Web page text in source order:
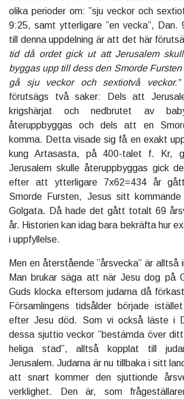
olika perioder om: ”sju veckor och
9:25, samt ytterligare ”en vecka”, Dan.
till denna uppdelning är att det här
tid då ordet gick ut att Jerusalem
byggas upp till dess den Smorde Fursten
gå sju veckor och sextiotvå veckor.”
förutsägs två saker: Dels att
krigshärjat och nedbrutet av
återuppbyggas och dels att en
komma. Detta visade sig få en exakt
kung Artasasta, på 400-talet f. Kr,
Jerusalem skulle återuppbyggas gick
efter att ytterligare 7x62=434 år
Smorde Fursten, Jesus sitt
Golgata. Då hade det gått totalt 69
år. Historien kan idag bara bekräfta hur
i uppfyllelse.
Men en återstående ”årsvecka” är alltså
Man brukar säga att när Jesu dog på
Guds klocka eftersom judarna då
Församlingens tidsålder började
efter Jesu död. Som vi också läste i
dessa sjuttio veckor ”bestämda över
heliga stad”, alltså kopplat till
Jerusalem. Judarna är nu tillbaka i sitt
att snart kommer den sjuttionde
verklighet. Den är, som